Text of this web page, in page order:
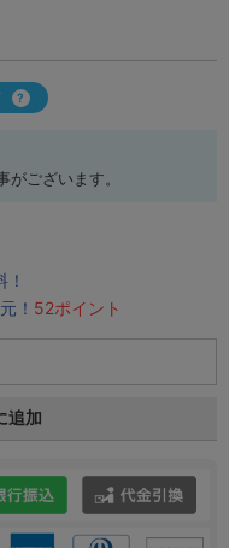
ございます。
！ 52ポイント
追加